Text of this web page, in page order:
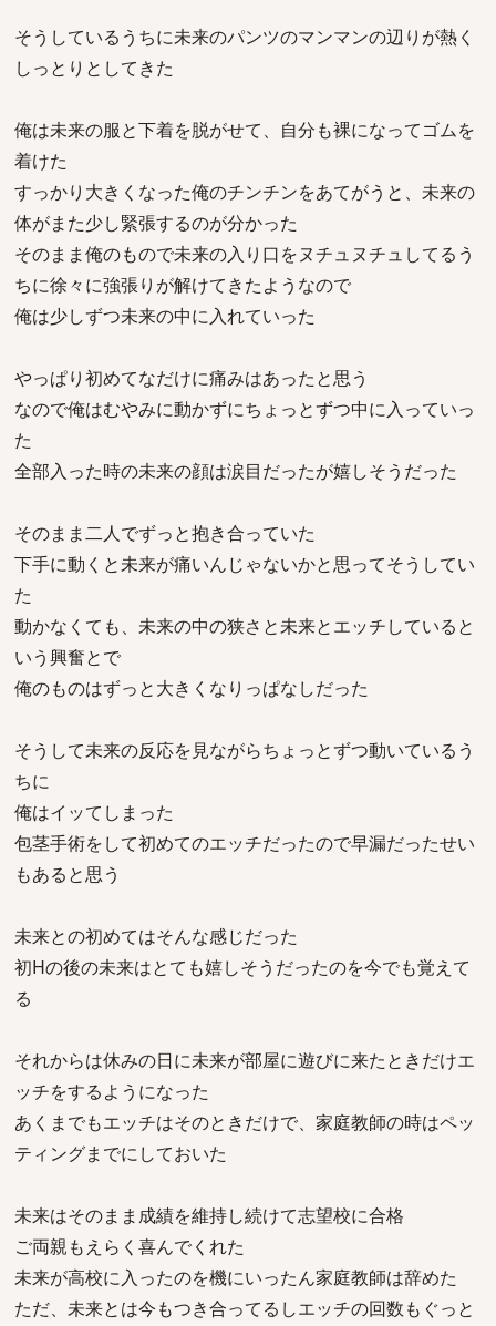
そうしているうちに未来のパンツのマンマンの辺りが熱く
しっとりとしてきた
俺は未来の服と下着を脱がせて、自分も裸になってゴムを
着けた
すっかり大きくなった俺のチンチンをあてがうと、未来の
体がまた少し緊張するのが分かった
そのまま俺のもので未来の入り口をヌチュヌチュしてるう
ちに徐々に強張りが解けてきたようなので
俺は少しずつ未来の中に入れていった
やっぱり初めてなだけに痛みはあったと思う
なので俺はむやみに動かずにちょっとずつ中に入っていっ
た
全部入った時の未来の顔は涙目だったが嬉しそうだった
そのまま二人でずっと抱き合っていた
下手に動くと未来が痛いんじゃないかと思ってそうしてい
た
動かなくても、未来の中の狭さと未来とエッチしていると
いう興奮とで
俺のものはずっと大きくなりっぱなしだった
そうして未来の反応を見ながらちょっとずつ動いているう
ちに
俺はイッてしまった
包茎手術をして初めてのエッチだったので早漏だったせい
もあると思う
未来との初めてはそんな感じだった
初Hの後の未来はとても嬉しそうだったのを今でも覚えて
る
それからは休みの日に未来が部屋に遊びに来たときだけエ
ッチをするようになった
あくまでもエッチはそのときだけで、家庭教師の時はペッ
ティングまでにしておいた
未来はそのまま成績を維持し続けて志望校に合格
ご両親もえらく喜んでくれた
未来が高校に入ったのを機にいったん家庭教師は辞めた
ただ、未来とは今もつき合ってるしエッチの回数もぐっと